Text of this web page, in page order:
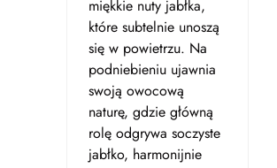
miękkie nuty jabłka,
które subtelnie unoszą
się w powietrzu. Na
podniebieniu ujawnia
swoją owocową
naturę, gdzie główną
rolę odgrywa soczyste
jabłko, harmonijnie